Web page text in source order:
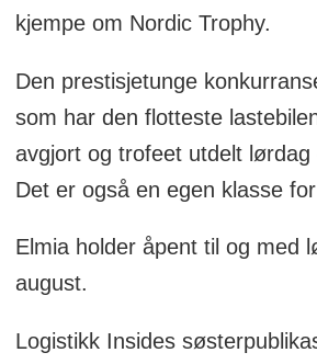
kjempe om Nordic Trophy.
Den prestisjetunge
som har den flotteste
avgjort og trofeet utdelt lørdag
Det er også en egen klasse
Elmia holder åpent til og med
august.
Logistikk Insides